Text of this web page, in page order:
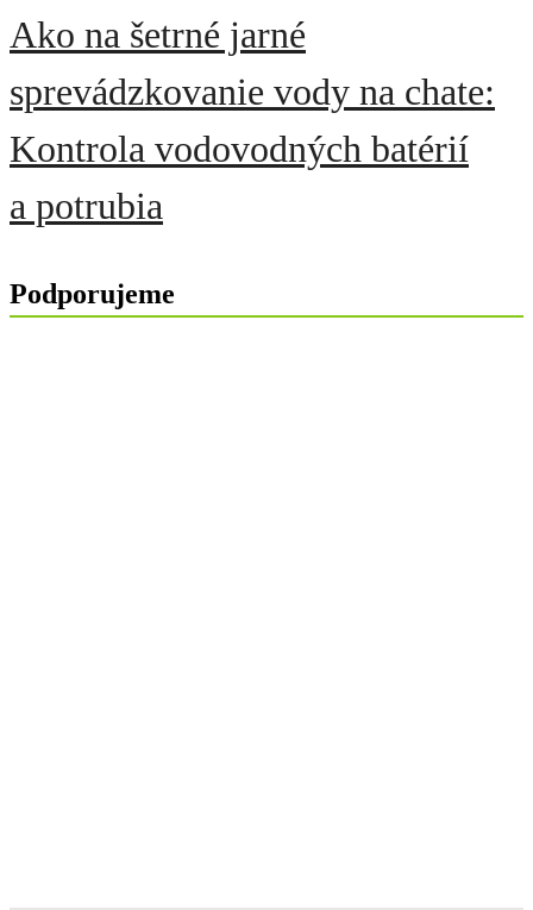
Ako na šetrné jarné
sprevádzkovanie vody na chate:
Kontrola vodovodných batérií
a potrubia
Podporujeme